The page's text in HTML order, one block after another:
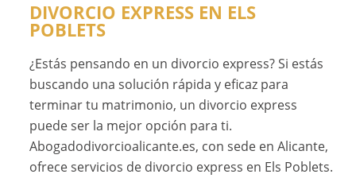
DIVORCIO EXPRESS EN ELS
POBLETS
¿Estás pensando en un divorcio express? Si estás
buscando una solución rápida y eficaz para
terminar tu matrimonio, un divorcio express
puede ser la mejor opción para ti.
Abogadodivorcioalicante.es, con sede en Alicante,
ofrece servicios de divorcio express en Els Poblets.